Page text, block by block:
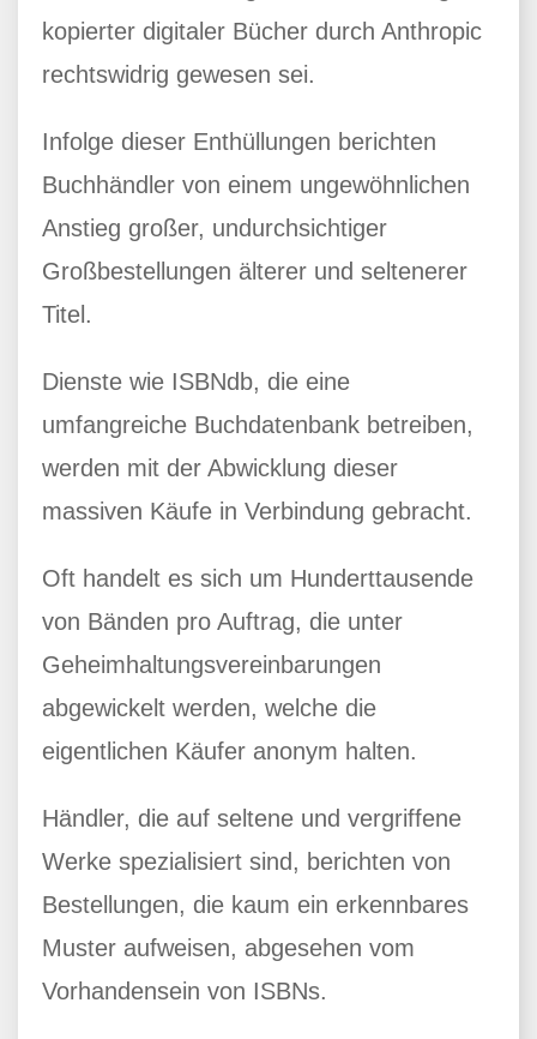
kopierter digitaler Bücher durch Anthropic
rechtswidrig gewesen sei.
Infolge dieser Enthüllungen berichten
Buchhändler von einem ungewöhnlichen
Anstieg großer, undurchsichtiger
Großbestellungen älterer und seltenerer
Titel.
Dienste wie ISBNdb, die eine
umfangreiche Buchdatenbank betreiben,
werden mit der Abwicklung dieser
massiven Käufe in Verbindung gebracht.
Oft handelt es sich um Hunderttausende
von Bänden pro Auftrag, die unter
Geheimhaltungsvereinbarungen
abgewickelt werden, welche die
eigentlichen Käufer anonym halten.
Händler, die auf seltene und vergriffene
Werke spezialisiert sind, berichten von
Bestellungen, die kaum ein erkennbares
Muster aufweisen, abgesehen vom
Vorhandensein von ISBNs.